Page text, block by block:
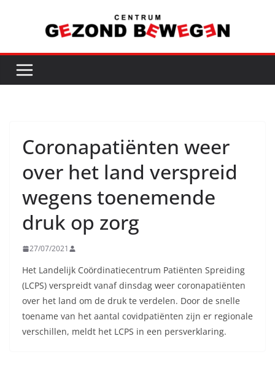
inhoud
Coronapatiënten weer
over het land verspreid
wegens toenemende
druk op zorg
27/07/2021
Het Landelijk Coördinatiecentrum Patiënten Spreiding
(LCPS) verspreidt vanaf dinsdag weer coronapatiënten
over het land om de druk te verdelen. Door de snelle
toename van het aantal covidpatiënten zijn er regionale
verschillen, meldt het LCPS in een persverklaring.